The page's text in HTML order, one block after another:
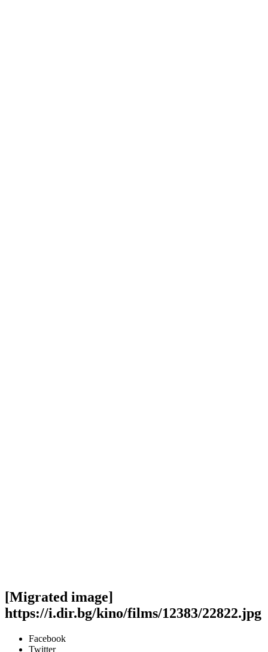
[Migrated image]
https://i.dir.bg/kino/films/12383/22822.jpg
Facebook
Twitter